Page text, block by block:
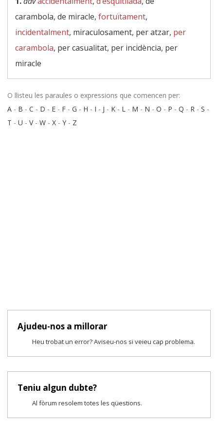
carambola, de miracle, fortuïtament,
incidentalment, miraculosament, per atzar, per
carambola, per casualitat, per incidència, per
miracle
O llisteu les paraules o expressions que comencen per:
A - B - C - D - E - F - G - H - I - J - K - L - M - N - O - P - Q - R - S -
T - U - V- W - X - Y - Z
Ajudeu-nos a millorar
Heu trobat un error? Aviseu-nos si veieu cap problema.
Teniu algun dubte?
Al fòrum resolem totes les qüestions.